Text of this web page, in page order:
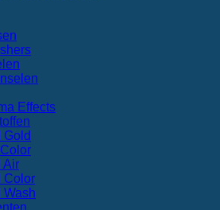
Effects
Gold
Air
Color
Wash